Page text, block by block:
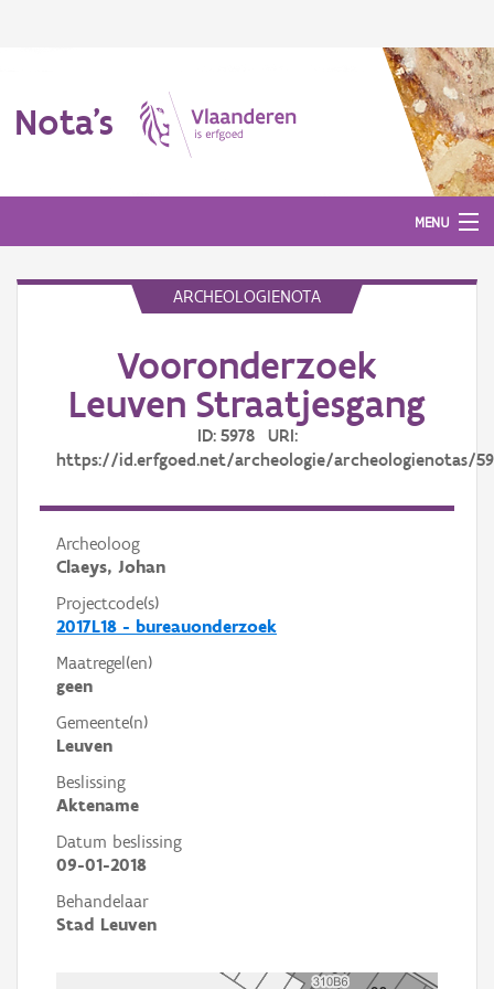
Nota's
MENU
ARCHEOLOGIENOTA
Vooronderzoek
Leuven Straatjesgang
ID: 5978 URI:
https://id.erfgoed.net/archeologie/archeologienotas/
Archeoloog
Claeys, Johan
Projectcode(s)
2017L18 - bureauonderzoek
Maatregel(en)
geen
Gemeente(n)
Leuven
Beslissing
Aktename
Datum beslissing
09-01-2018
Behandelaar
Stad Leuven